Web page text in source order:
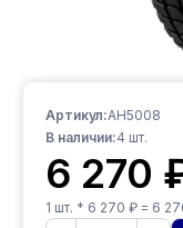
Артикул:AH5008
В наличии:4 шт.
6 270
1 шт. * 6 270 ₽ = 6